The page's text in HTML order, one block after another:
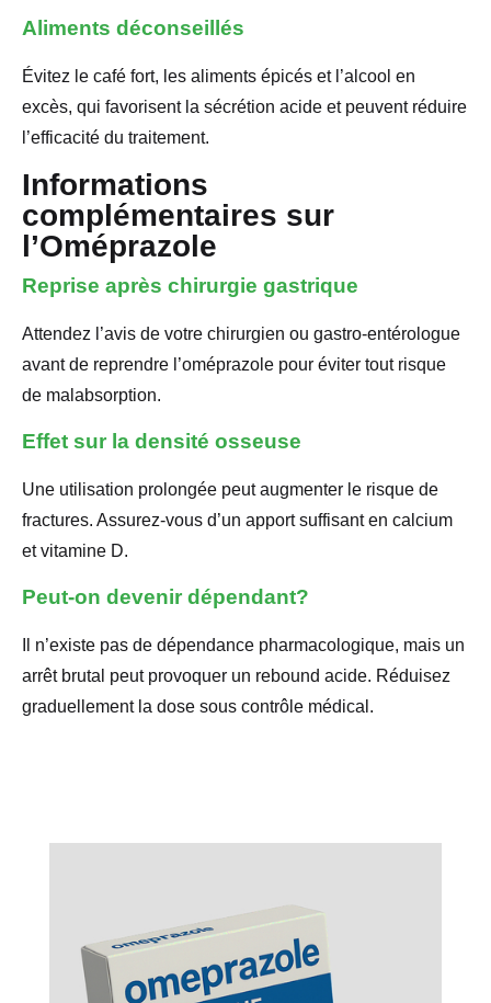
Aliments déconseillés
Évitez le café fort, les aliments épicés et l’alcool en
excès, qui favorisent la sécrétion acide et peuvent réduire
l’efficacité du traitement.
Informations
complémentaires sur
l’Oméprazole
Reprise après chirurgie gastrique
Attendez l’avis de votre chirurgien ou gastro-entérologue
avant de reprendre l’oméprazole pour éviter tout risque
de malabsorption.
Effet sur la densité osseuse
Une utilisation prolongée peut augmenter le risque de
fractures. Assurez-vous d’un apport suffisant en calcium
et vitamine D.
Peut-on devenir dépendant?
Il n’existe pas de dépendance pharmacologique, mais un
arrêt brutal peut provoquer un rebound acide. Réduisez
graduellement la dose sous contrôle médical.